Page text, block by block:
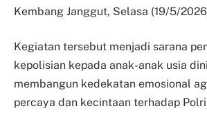
Kembang Janggut, Selasa (19/5/
Kegiatan tersebut menjadi sarana
kepolisian kepada anak-anak usia
membangun kedekatan emosional
percaya dan kecintaan terhadap